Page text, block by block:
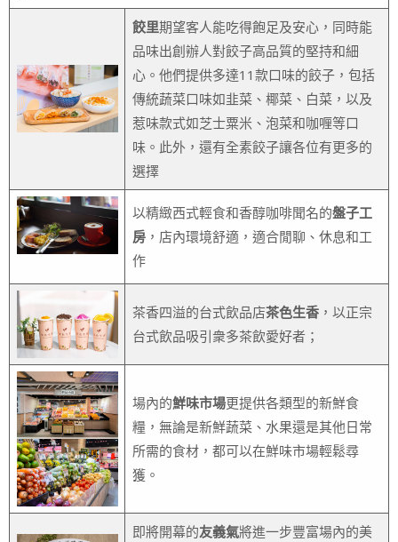
餃里期望客人能吃得飽足及安心，同時能
品味出創辦人對餃子高品質的堅持和細
心。他們提供多達11款口味的餃子，包括
傳統蔬菜口味如韭菜、椰菜、白菜，以及
惹味款式如芝士粟米、泡菜和咖喱等口
味。此外，還有全素餃子讓各位有更多的
選擇
以精緻西式輕食和香醇咖啡聞名的盤子工
房，店內環境舒適，適合閒聊、休息和工
作
茶香四溢的台式飲品店茶色生香，以正宗
台式飲品吸引衆多茶飲愛好者；
場內的鮮味市場更提供各類型的新鮮食
糧，無論是新鮮蔬菜、水果還是其他日常
所需的食材，都可以在鮮味市場輕鬆尋
獲。
即將開幕的友義氣將進一步豐富場內的美